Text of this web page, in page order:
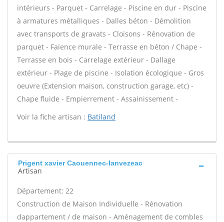
intérieurs - Parquet - Carrelage - Piscine en dur - Piscine
à armatures métalliques - Dalles béton - Démolition
avec transports de gravats - Cloisons - Rénovation de
parquet - Faïence murale - Terrasse en béton / Chape -
Terrasse en bois - Carrelage extérieur - Dallage
extérieur - Plage de piscine - Isolation écologique - Gros
oeuvre (Extension maison, construction garage, etc) -
Chape fluide - Empierrement - Assainissement -
Voir la fiche artisan : Batiland
Prigent xavier Caouennec-lanvezeac
Artisan
Département: 22
Construction de Maison Individuelle - Rénovation
dappartement / de maison - Aménagement de combles